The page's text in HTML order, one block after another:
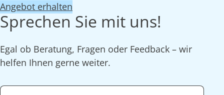
Angebot erhalten
Sprechen Sie mit uns!
Egal ob Beratung, Fragen oder Feedback – wir
helfen Ihnen gerne weiter.